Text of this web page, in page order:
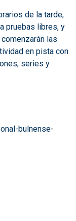
de la tarde,
pruebas libres, y
las
en pista con
series y
bulnense-